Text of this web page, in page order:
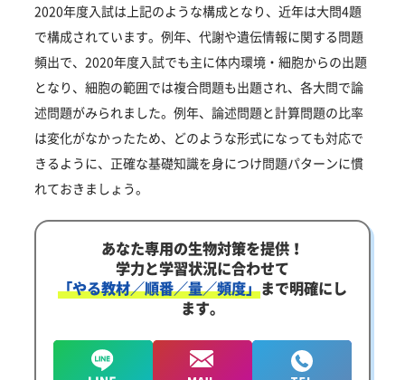
2020年度入試は上記のような構成となり、近年は大問4題
で構成されています。例年、代謝や遺伝情報に関する問題
頻出で、2020年度入試でも主に体内環境・細胞からの出題
となり、細胞の範囲では複合問題も出題され、各大問で論
述問題がみられました。例年、論述問題と計算問題の比率
は変化がなかったため、どのような形式になっても対応で
きるように、正確な基礎知識を身につけ問題パターンに慣
れておきましょう。
あなた専用の生物対策を提供！
学力と学習状況に合わせて
「やる教材／順番／量／頻度」まで明確にし
ます。